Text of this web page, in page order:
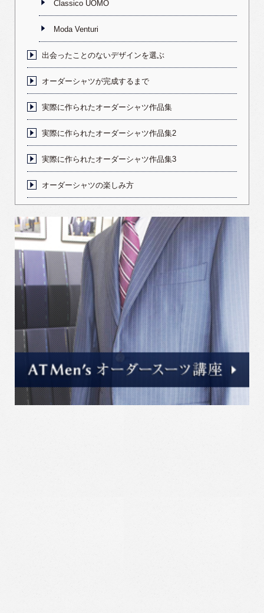
Classico UOMO
Moda Venturi
出会ったことのないデザインを選ぶ
オーダーシャツが完成するまで
実際に作られたオーダーシャツ作品集
実際に作られたオーダーシャツ作品集2
実際に作られたオーダーシャツ作品集3
オーダーシャツの楽しみ方